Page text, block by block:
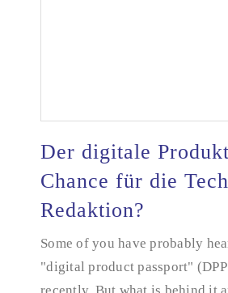
Der digitale Produktpass,
Der digitale
Chance für die
Redaktion?
Some of you have probably
"digital product passport"